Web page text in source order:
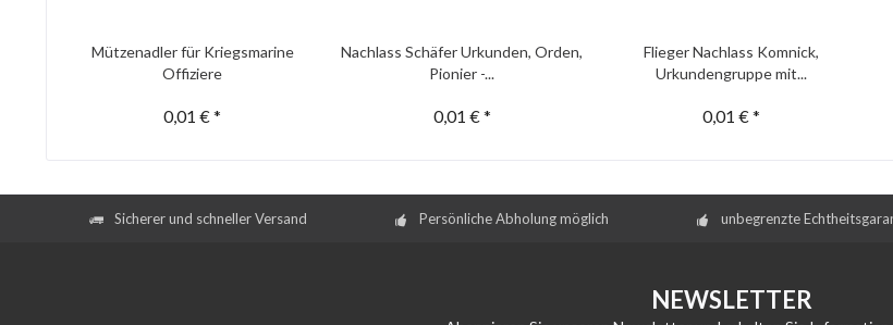
Mützenadler für Kriegsmarine
Offiziere
0,01 € *
Nachlass Schäfer Urkunden, Orden,
Pionier -...
0,01 € *
Flieger Nachlass Komnick,
Urkundengruppe mit...
0,01 € *
Sicherer und schneller Versand Persönliche Abholung möglich unbegrenzte
NEWSLETTER